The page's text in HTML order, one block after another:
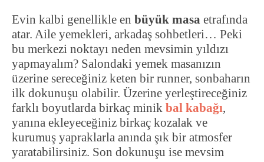
Evin kalbi genellikle en büyük masa etrafında
atar. Aile yemekleri, arkadaş sohbetleri… Peki
bu merkezi noktayı neden mevsimin yıldızı
yapmayalım? Salondaki yemek masanızın
üzerine sereceğiniz keten bir runner, sonbaharın
ilk dokunuşu olabilir. Üzerine yerleştireceğiniz
farklı boyutlarda birkaç minik bal kabağı,
yanına ekleyeceğiniz birkaç kozalak ve
kurumuş yapraklarla anında şık bir atmosfer
yaratabilirsiniz. Son dokunuşu ise mevsim